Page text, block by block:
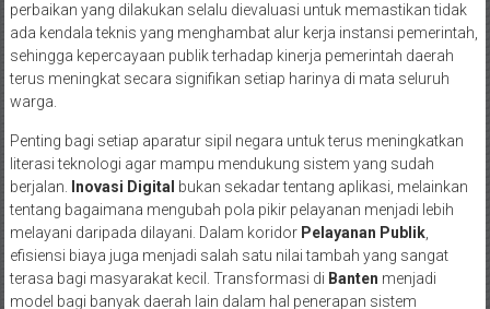
perbaikan yang dilakukan selalu dievaluasi untuk memastikan tidak
ada kendala teknis yang menghambat alur kerja instansi pemerintah,
sehingga kepercayaan publik terhadap kinerja pemerintah daerah
terus meningkat secara signifikan setiap harinya di mata seluruh
warga.
Penting bagi setiap aparatur sipil negara untuk terus meningkatkan
literasi teknologi agar mampu mendukung sistem yang sudah
berjalan.
Inovasi Digital bukan sekadar tentang aplikasi, melainkan
tentang bagaimana mengubah pola pikir pelayanan menjadi lebih
melayani daripada dilayani. Dalam koridor Pelayanan Publik,
efisiensi biaya juga menjadi salah satu nilai tambah yang sangat
terasa bagi masyarakat kecil. Transformasi di Banten menjadi
model bagi banyak daerah lain dalam hal penerapan sistem